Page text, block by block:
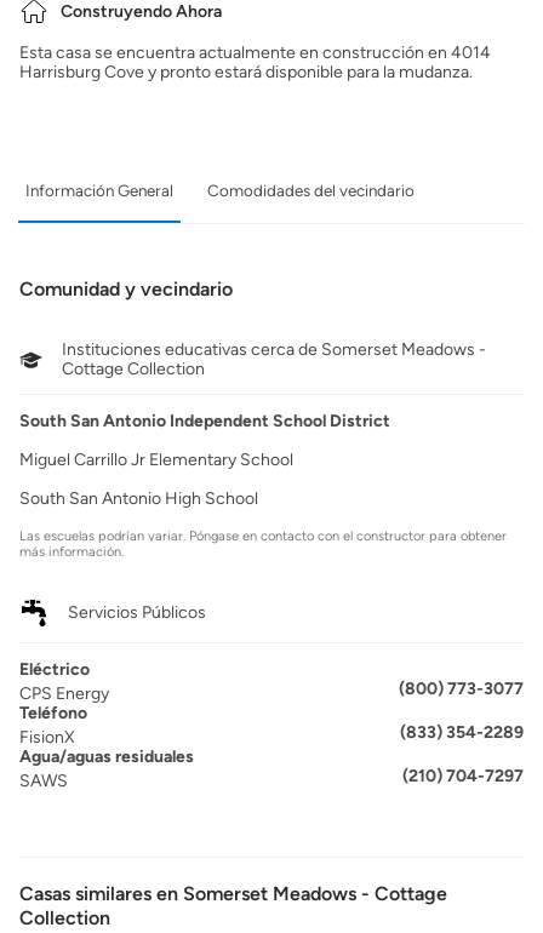
Construyendo Ahora
Esta casa se encuentra actualmente en construcción en 4014
Harrisburg Cove y pronto estará disponible para la mudanza.
Información General Comodidades del vecindario
Comunidad y vecindario
Instituciones educativas cerca de Somerset Meadows -
Cottage Collection
South San Antonio Independent School District
Miguel Carrillo Jr Elementary School
South San Antonio High School
Las escuelas podrían variar. Póngase en contacto con el constructor para obtener
más información.
Servicios Públicos
Eléctrico
CPS Energy
(800) 773-3077
Teléfono
FisionX
(833) 354-2289
Agua/aguas residuales
SAWS
(210) 704-7297
Casas similares en Somerset Meadows - Cottage
Collection